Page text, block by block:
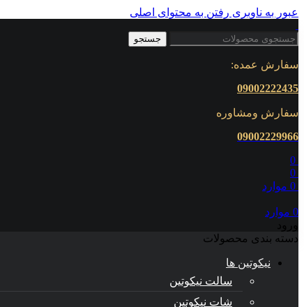
عبور به ناوبری رفتن به محتوای اصلی
جستجو
سفارش عمده:
09002222435
سفارش ومشاوره
09002229966
0
0
0 موارد
0 موارد
ورود
دسته بندی محصولات
نیکوتین ها
سالت نیکوتین
شات نیکوتین